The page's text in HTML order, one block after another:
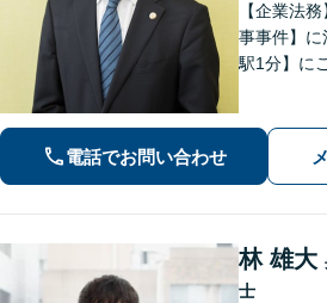
【企業法
事事件】に
駅1分】に
たいと考
能】お気
電話でお問い合わせ
林 雄大
士